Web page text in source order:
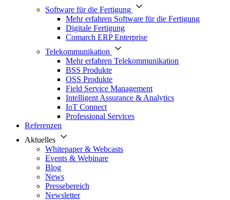
Software für die Fertigung
Mehr erfahren Software für die Fertigung
Digitale Fertigung
Comarch ERP Enterprise
Telekommunikation
Mehr erfahren Telekommunikation
BSS Produkte
OSS Produkte
Field Service Management
Intelligent Assurance & Analytics
IoT Connect
Professional Services
Referenzen
Aktuelles
Whitepaper & Webcasts
Events & Webinare
Blog
News
Pressebereich
Newsletter